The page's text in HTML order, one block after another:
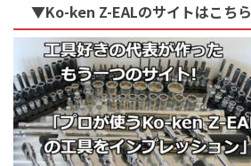
▼Ko-ken Z-EALのサイトはこちら